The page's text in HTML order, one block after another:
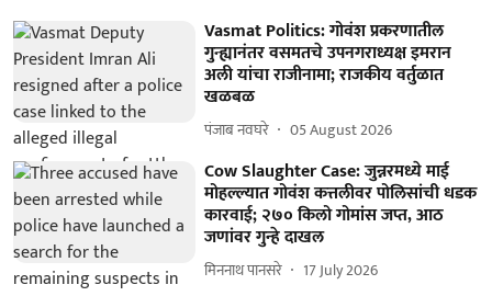
Vasmat Politics: गोवंश प्रकरणातील
गुन्ह्यानंतर वसमतचे उपनगराध्यक्ष इमरान
अली यांचा राजीनामा; राजकीय वर्तुळात
खळबळ
पंजाब नवघरे 05 August 2026
Cow Slaughter Case: जुन्नरमध्ये माई
मोहल्ल्यात गोवंश कत्तलीवर पोलिसांची धडक
कारवाई; २७० किलो गोमांस जप्त, आठ
जणांवर गुन्हे दाखल
मिननाथ पानसरे 17 July 2026